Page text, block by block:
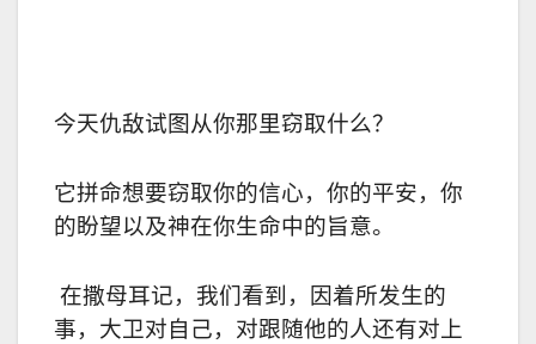
今天仇敌试图从你那里窃取什么？
它拼命想要窃取你的信心，你的平安，你
的盼望以及神在你生命中的旨意。
在撒母耳记，我们看到，因着所发生的
事，大卫对自己，对跟随他的人还有对上